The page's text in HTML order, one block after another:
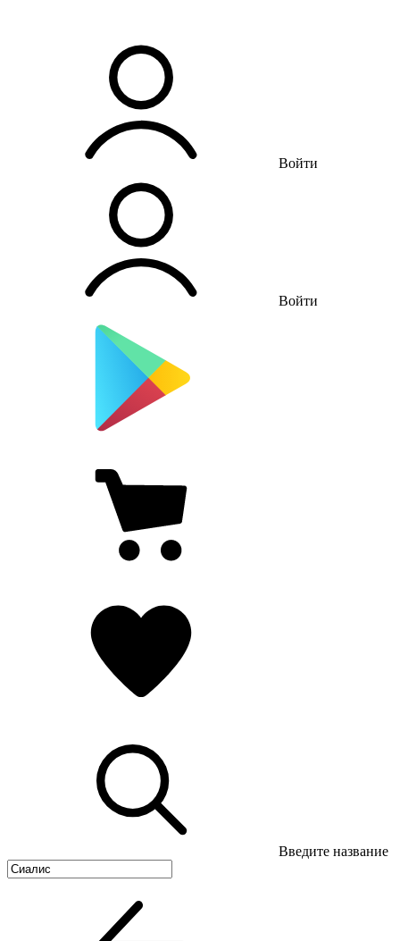
Войти
Войти
Введите название